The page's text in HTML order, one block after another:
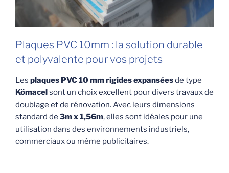
Plaques PVC 10mm : la solution durable
et polyvalente pour vos projets
Les plaques PVC 10 mm rigides expanséesde type
Kömacelsont un choix excellent pour divers travaux de
doublage et de rénovation. Avec leurs dimensions
standard de 3m x 1,56m, elles sont idéales pour une
utilisation dans des environnements industriels,
commerciaux ou même publicitaires.